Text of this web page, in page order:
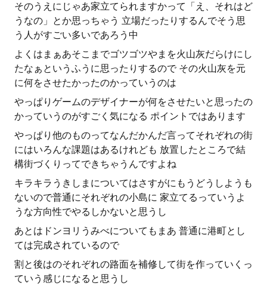
そのうえにじゃあ家立てられますかって「え、それはど
うなの」とか思っちゃう 立場だったりするんでそう思
う人がすごい多いであろう中
よくはまぁあそこまでゴツゴツやまを火山灰だらけにし
たなぁというふうに思ったりするので その火山灰を元
に何をさせたかったのかっていうのは
やっぱりゲームのデザイナーが何をさせたいと思ったの
かっていうのがすごく気になる ポイントではあります
やっぱり他のものってなんだかんだ言ってそれぞれの街
にはいろんな課題はあるけれども 放置したところで結
構街づくりってできちゃうんですよね
キラキラうきしまについてはさすがにもうどうしようも
ないので普通にそれぞれの小島に 家立てるっていうよ
うな方向性でやるしかないと思うし
あとはドンヨリうみべについてもまあ 普通に港町とし
ては完成されているので
割と後はのそれぞれの路面を補修して街を作っていくっ
ていう感じになると思うし